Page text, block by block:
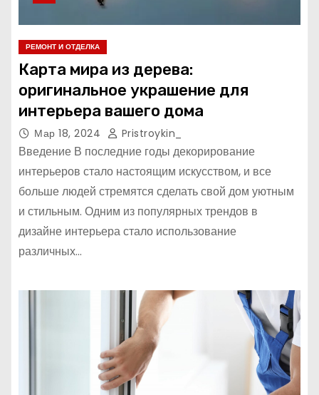
РЕМОНТ И ОТДЕЛКА
Карта мира из дерева:
оригинальное украшение для
интерьера вашего дома
Мар 18, 2024 Pristroykin_
Введение В последние годы декорирование
интерьеров стало настоящим искусством, и все
больше людей стремятся сделать свой дом уютным
и стильным. Одним из популярных трендов в
дизайне интерьера стало использование
различных…